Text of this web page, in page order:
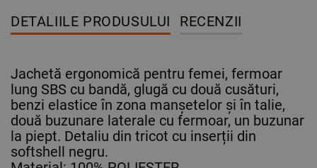
DETALIILE PRODUSULUI RECENZII
Jachetă ergonomică pentru femei, fermoar
lung SBS cu bandă, glugă cu două cusături,
benzi elastice în zona manșetelor și în talie,
două buzunare laterale cu fermoar, un buzunar
la piept. Detaliu din tricot cu inserții din
softshell negru.